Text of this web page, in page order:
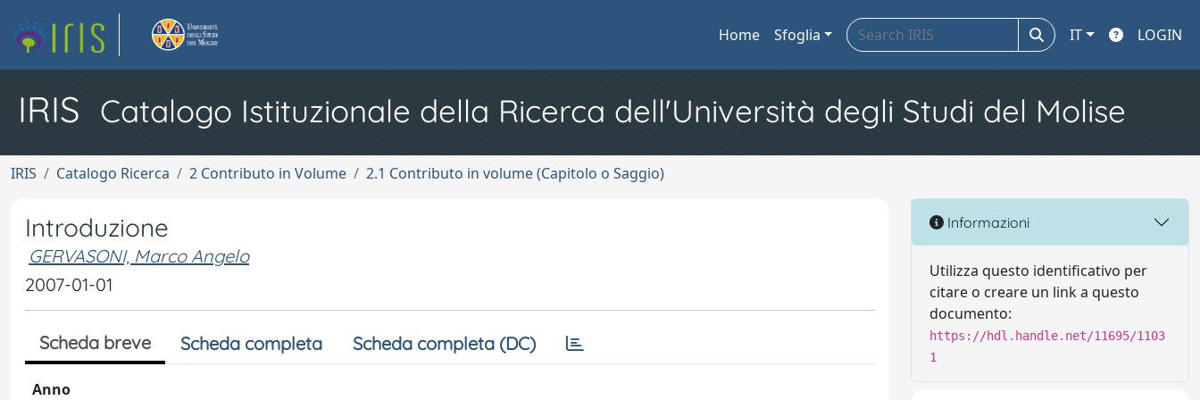
Home Sfoglia IT LOGIN
IRIS Catalogo Istituzionale della Ricerca dell'Università degli Studi del Molise
IRIS Catalogo Ricerca 2 Contributo in Volume 2.1 Contributo in volume (Capitolo o Saggio)
Introduzione
GERVASONI, Marco Angelo
2007-01-01
Scheda breve Scheda completa Scheda completa (DC)
Anno
Informazioni
Utilizza questo identificativo per
citare o creare un link a questo
documento:
https://hdl.handle.net/11695/1103
1